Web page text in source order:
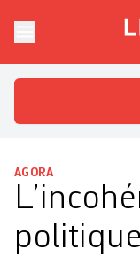
Le
AGORA
politique